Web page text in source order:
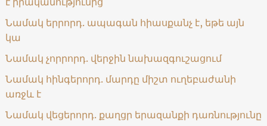
Նամակ երրորդ. ապագան հիասքանչ է, եթե այն
կա
Նամակ չորրորդ. վերջին նախազգուշացում
Նամակ հինգերորդ. մարդը միշտ ուղեբաժանի
առջև է
Նամակ վեցերորդ. քաղցր երազանքի դառնությունը